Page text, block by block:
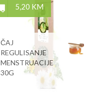
5,20 KM
ČAJ
REGULISANJE
MENSTRUACIJE
30G